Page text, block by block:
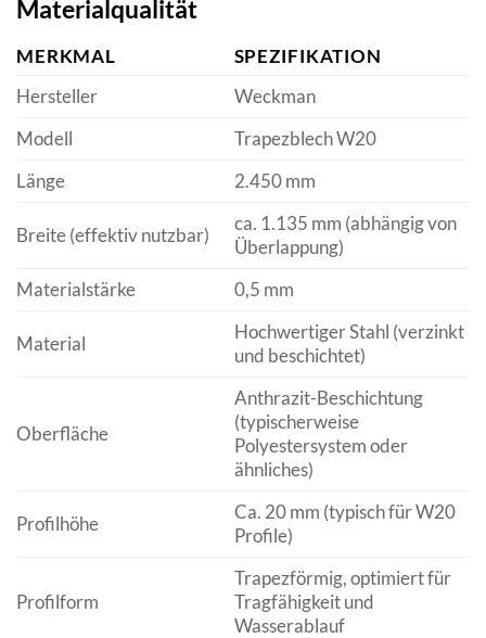
Materialqualität
MERKMAL
SPEZIFIKATION
Hersteller
Weckman
Modell
Trapezblech W20
Länge
2.450 mm
Breite (effektiv nutzbar)
ca. 1.135 mm (abhängig von
Überlappung)
Materialstärke
0,5 mm
Material
Hochwertiger Stahl (verzinkt
und beschichtet)
Oberfläche
Anthrazit-Beschichtung
(typischerweise
Polyestersystem oder
ähnliches)
Profilhöhe
Ca. 20 mm (typisch für W20
Profile)
Profilform
Trapezförmig, optimiert für
Tragfähigkeit und
Wasserablauf